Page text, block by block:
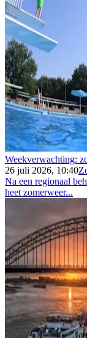
Weekverwachting:
26 juli 2026, 10:40
Na een regionaal
heet zomerweer...